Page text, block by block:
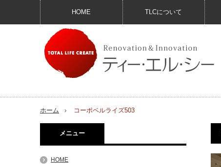
HOME TLCについて
ホーム コーポベルライズ503
メニュー
HOME